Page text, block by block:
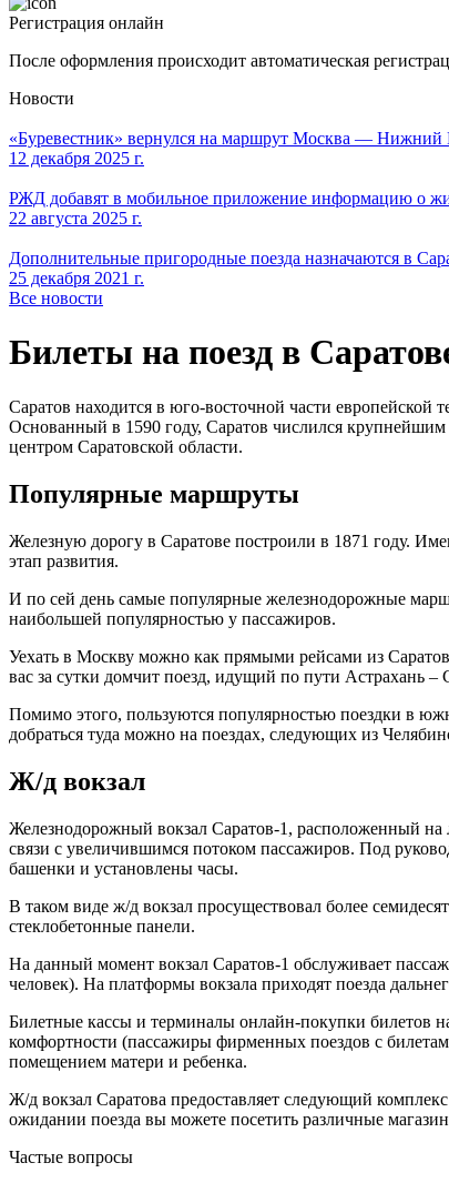
Регистрация онлайн
После оформления происходит автоматическая
Новости
«Буревестник» вернулся на маршрут Москва — Нижний
12 декабря 2025 г.
РЖД добавят в мобильное приложение информацию о
22 августа 2025 г.
Дополнительные пригородные поезда назначаются в
25 декабря 2021 г.
Все новости
Билеты на поезд в
Саратов находится в юго-восточной части европейской
Основанный в 1590 году, Саратов числился
центром Саратовской области.
Популярные маршруты
Железную дорогу в Саратове построили в 1871 году.
этап развития.
И по сей день самые популярные железнодорожные
наибольшей популярностью у пассажиров.
Уехать в Москву можно как прямыми рейсами из
вас за сутки домчит поезд, идущий по пути Астрахань –
Помимо этого, пользуются популярностью поездки в
добраться туда можно на поездах, следующих из
Ж/д вокзал
Железнодорожный вокзал Саратов-1, расположенный на
связи с увеличившимся потоком пассажиров. Под
башенки и установлены часы.
В таком виде ж/д вокзал просуществовал более
стеклобетонные панели.
На данный момент вокзал Саратов-1 обслуживает
человек). На платформы вокзала приходят поезда
Билетные кассы и терминалы онлайн-покупки билетов
комфортности (пассажиры фирменных поездов с
помещением матери и ребенка.
Ж/д вокзал Саратова предоставляет следующий
ожидании поезда вы можете посетить различные
Частые вопросы